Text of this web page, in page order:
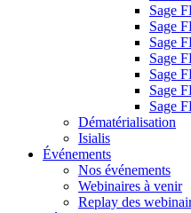
Sage
Sage
Sage
Sage
Sage
Sage
Sage
Dématérialisation
Isialis
Événements
Nos événements
Webinaires à venir
Replay des